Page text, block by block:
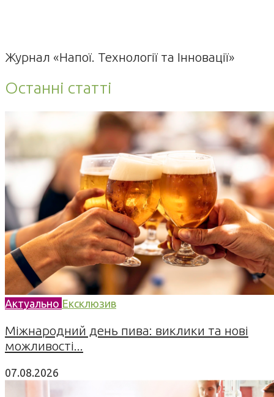
Журнал «Напої. Технології та Інновації»
Останні статті
Актуально Ексклюзив
Міжнародний день пива: виклики та нові
можливості...
07.08.2026